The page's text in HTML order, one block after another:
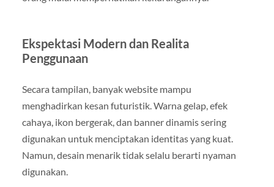
Ekspektasi Modern dan Realita
Penggunaan
Secara tampilan, banyak website mampu
menghadirkan kesan futuristik. Warna gelap, efek
cahaya, ikon bergerak, dan banner dinamis sering
digunakan untuk menciptakan identitas yang kuat.
Namun, desain menarik tidak selalu berarti nyaman
digunakan.